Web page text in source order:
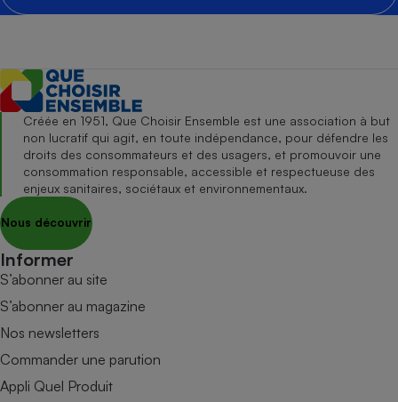
Créée en 1951, Que Choisir Ensemble est une association à but
non lucratif qui agit, en toute indépendance, pour défendre les
droits des consommateurs et des usagers, et promouvoir une
consommation responsable, accessible et respectueuse des
enjeux sanitaires, sociétaux et environnementaux.
Nous découvrir
Informer
S’abonner au site
S’abonner au magazine
Nos newsletters
Commander une parution
Appli Quel Produit